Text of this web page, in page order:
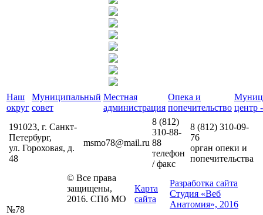
Наш
округ
Муниципальный
совет
Местная
администрация
Опека и
попечительство центр
191023, г. Санкт-
Петербург,
ул. Гороховая, д.
48
msmo78@mail.ru
8 (812)
310-88-
88
телефон
/ факс
8 (812) 310-09-
76
орган опеки и
попечительства
© Все права
защищены,
2016. СПб МО
№78
Карта
сайта
Разработка сайта
Студия «Веб
Анатомия», 2016